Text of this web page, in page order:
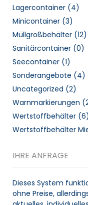
Lagercontainer (4)
Minicontainer (3)
Müllgroßbehälter (12)
Sanitärcontainer (0)
Seecontainer (1)
Sonderangebote (4)
Uncategorized (2)
Warnmarkierungen
Wertstoffbehälter (6)
Wertstoffbehälter
IHRE ANFRAGE
Dieses System
ohne Preise,